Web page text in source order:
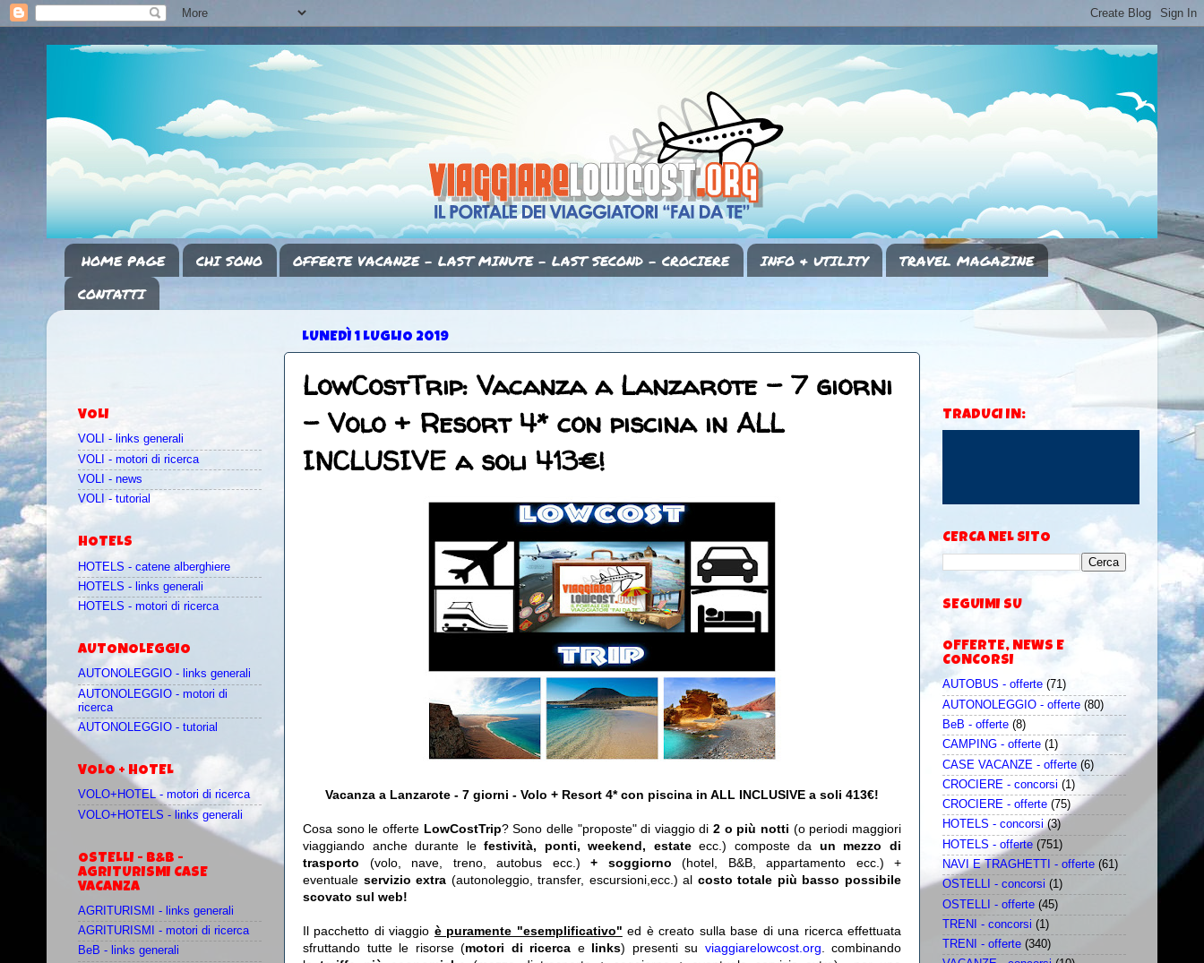
HOME PAGE CHI SONO OFFERTE VACANZE - LAST MINUTE - LAST SECOND - CROCIERE INFO & UTILITY
TRAVEL MAGAZINE
CONTATTI
LUNEDÌ 1 LUGLIO 2019
LowCostTrip: Vacanza a Lanzarote - 7 giorni
- Volo + Resort 4* con piscina in ALL
INCLUSIVE a soli 413€!
Vacanza a Lanzarote - 7 giorni - Volo + Resort 4* con piscina in ALL INCLUSIVE a soli 413€!
Cosa sono le offerte LowCostTrip? Sono delle "proposte" di viaggio di2 o più notti (o periodi maggiori
viaggiando anche durante lefestività, ponti, weekend, estateecc.) composte da un mezzo di
trasporto (volo, nave, treno, autobus ecc.) + soggiorno (hotel, B&B, appartamento ecc.) +
eventuale servizio extra (autonoleggio, transfer, escursioni,ecc.) al costo totale più basso possibile
scovato sul web!
Il pacchetto di viaggio è puramente "esemplificativo" ed è creato sulla base di una ricerca effettuata
sfruttando tutte le risorse (motori di ricerca e links) presenti su viaggiarelowcost.org . combinando
VOLI
VOLI - links generali
VOLI - motori di ricerca
VOLI - news
VOLI - tutorial
HOTELS
HOTELS - catene alberghiere
HOTELS - links generali
HOTELS - motori di ricerca
AUTONOLEGGIO
AUTONOLEGGIO - links generali
AUTONOLEGGIO - motori di
ricerca
AUTONOLEGGIO - tutorial
VOLO + HOTEL
VOLO+HOTEL - motori di ricerca
VOLO+HOTELS - links generali
OSTELLI - B&B -
AGRITURISMI CASE
VACANZA
AGRITURISMI - links generali
AGRITURISMI - motori di ricerca
BeB - links generali
TRADUCI IN:
CERCA NEL SITO
SEGUIMI SU
OFFERTE, NEWS E
CONCORSI
AUTOBUS - offerte (71)
AUTONOLEGGIO - offerte (80)
BeB - offerte (8)
CAMPING - offerte (1)
CASE VACANZE - offerte (6)
CROCIERE - concorsi (1)
CROCIERE - offerte (75)
HOTELS - concorsi (3)
HOTELS - offerte (751)
NAVI E TRAGHETTI - offerte (61)
OSTELLI - concorsi (1)
OSTELLI - offerte (45)
TRENI - concorsi (1)
TRENI - offerte (340)